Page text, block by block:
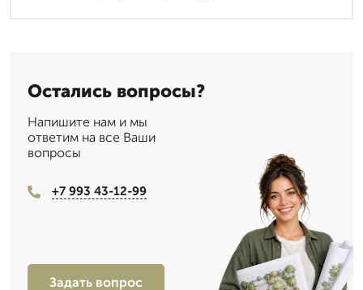
Остались вопросы?
Напишите нам и мы
ответим на все Ваши
вопросы
+7 993 43-12-99
Задать вопрос